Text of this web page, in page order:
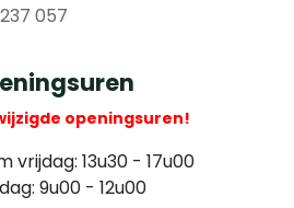
057
openingsuren!
vrijdag: 13u30 - 17u00
9u00 - 12u00